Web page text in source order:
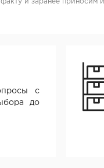
и заранее приносим
с
до